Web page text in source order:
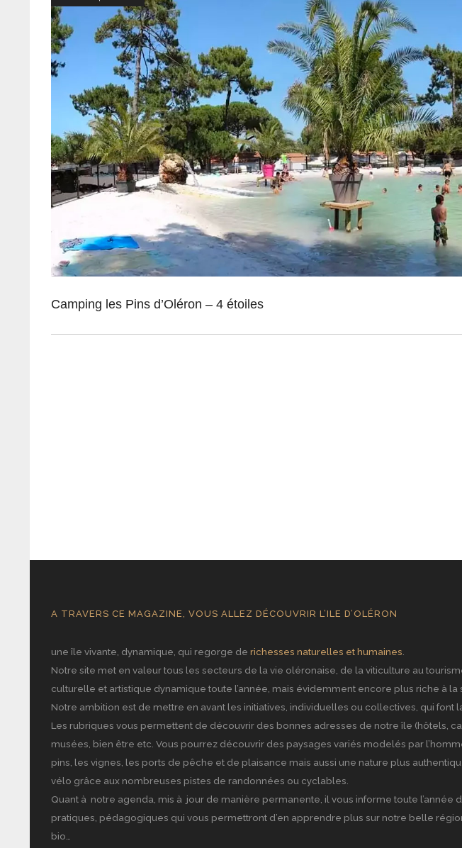
Camping les Pins d’Oléron – 4 étoiles
A TRAVERS CE MAGAZINE, VOUS ALLEZ DÉCOUVRIR L’ILE D’OLÉRON
une île vivante, dynamique, qui regorge de richesses naturelles et humaines
Notre site met en valeur tous les secteurs de la vie oléronaise, de la viticulture au
culturelle et artistique dynamique toute l’année, mais évidemment encore plus riche à la
Notre ambition est de mettre en avant les initiatives, individuelles ou collectives, qui font
Les rubriques vous permettent de découvrir des bonnes adresses de notre île (hôtels,
musées, bien être etc. Vous pourrez découvrir des paysages variés modelés par
pins, les vignes, les ports de pêche et de plaisance mais aussi une nature plus
vélo grâce aux nombreuses pistes de randonnées ou cyclables.
Quant à notre agenda, mis à jour de manière permanente, il vous informe toute
pratiques, pédagogiques qui vous permettront d’en apprendre plus sur notre belle
bio…